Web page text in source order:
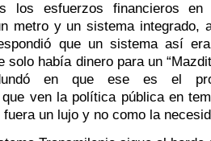
los esfuerzos financieros
metro y un sistema integrado,
que un sistema así
solo había dinero para un
en que ese es el
que ven la política pública en
un lujo y no como la